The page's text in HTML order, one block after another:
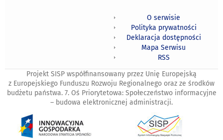
O serwisie
Polityka prywatności
Deklaracja dostępności
Mapa Serwisu
RSS
Projekt SISP współfinansowany przez Unię Europejską
z Europejskiego Funduszu Rozwoju Regionalnego oraz ze środków
budżetu państwa. 7. Oś Priorytetowa: Społeczeństwo informacyjne
– budowa elektronicznej administracji.